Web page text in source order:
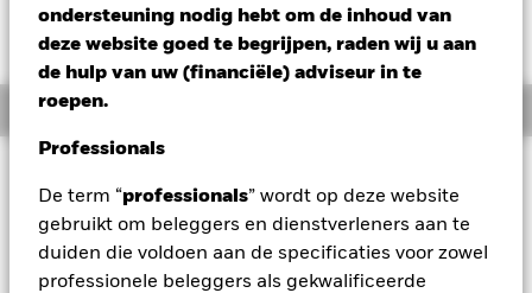
ondersteuning nodig hebt om de inhoud van
deze website goed te begrijpen, raden wij u aan
de hulp van uw (financiële) adviseur in te
roepen.
Professionals
De term “professionals” wordt op deze website
gebruikt om beleggers en dienstverleners aan te
duiden die voldoen aan de specificaties voor zowel
professionele beleggers als gekwalificeerde
Verandering NAV 1 dag per 05/aug/2026
USD 1,01 (0,72%)
Overzicht
Het Fonds streeft ernaar positieve absolute rendementen te
behalen via een combinatie van kapitaalgroei en
opbrengsten, onafhankelijk van de marktontwikkelingen. Het
Fonds streeft naar een blootstelling van ten minste 60% aan